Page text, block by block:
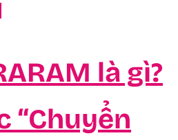
là gì?
“Chuyển